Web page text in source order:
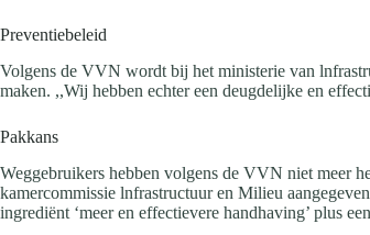
Preventiebeleid
Volgens de VVN wordt bij het ministerie van
maken. ,,Wij hebben echter een deugdelijke en
Pakkans
Weggebruikers hebben volgens de VVN niet meer
kamercommissie lnfrastructuur en Milieu
ingrediënt ‘meer en effectievere handhaving’ plus